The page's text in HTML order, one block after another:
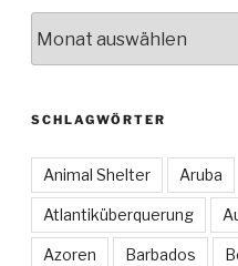
SCHLAGWÖRTER
Animal Shelter Aruba
Atlantiküberquerung
Azoren Barbados